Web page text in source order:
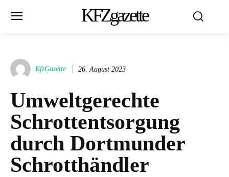
KFZgazette
KfzGazette 26. August 2023
Umweltgerechte
Schrottentsorgung
durch Dortmunder
Schrotthändler